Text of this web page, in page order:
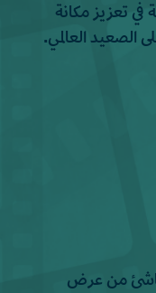
في تعزيز مكانة
الصعيد العالمي.
من عرض